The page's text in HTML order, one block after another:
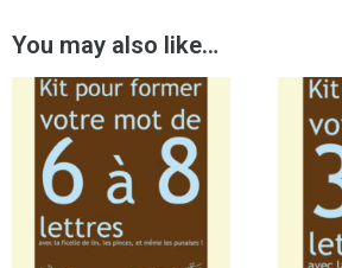
You may also like…